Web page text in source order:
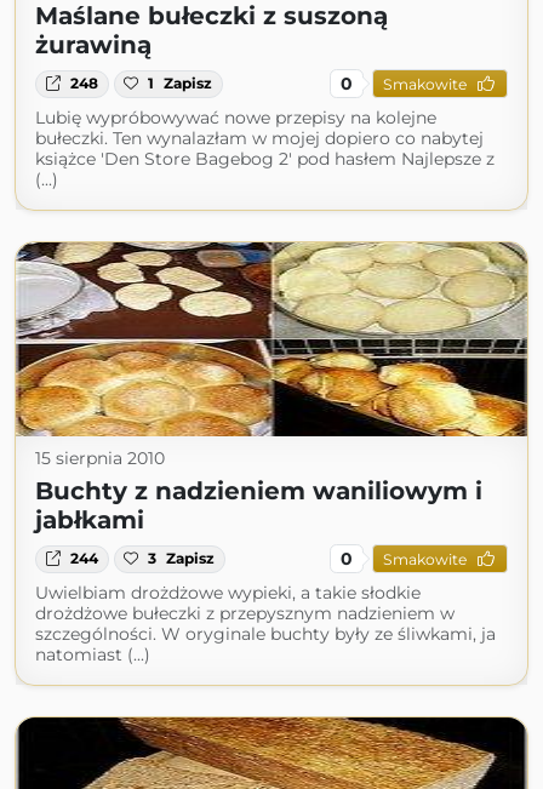
Maślane bułeczki z suszoną
żurawiną
248 1 Zapisz 0 Smakowite
Lubię wypróbowywać nowe przepisy na kolejne
bułeczki. Ten wynalazłam w mojej dopiero co nabytej
książce 'Den Store Bagebog 2' pod hasłem Najlepsze z
(...)
15 sierpnia 2010
Buchty z nadzieniem waniliowym i
jabłkami
244 3 Zapisz 0 Smakowite
Uwielbiam drożdżowe wypieki, a takie słodkie
drożdżowe bułeczki z przepysznym nadzieniem w
szczególności. W oryginale buchty były ze śliwkami, ja
natomiast (...)